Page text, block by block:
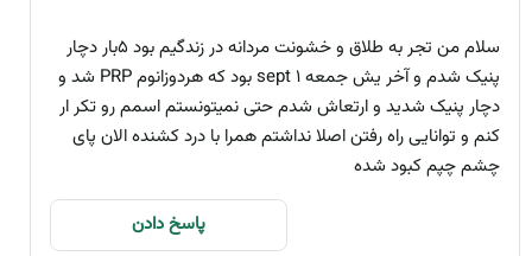
سلام من تجر به طلاق و خشونت مردانه در زندگیم بود ۵بار دچار
پنیک شدم و آخر یش جمعه ۱ sept بود که هردوزانوم PRP شد و
دچار پنیک شدید و ارتعاش شدم حتی نمیتونستم اسمم رو تکر ار
کنم و توانایی راه رفتن اصلا نداشتم همرا با درد کشنده الان پای
چشم چپم کبود شده
پاسخ دادن